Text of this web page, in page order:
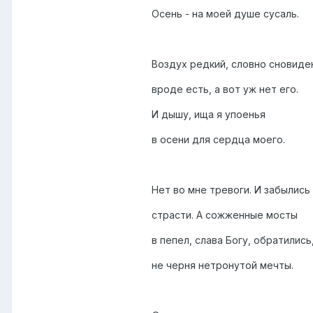
Осень - на моей душе сусаль.
Воздух редкий, словно
вроде есть, а вот уж нет его.
И дышу, ища я упоенья
в осени для сердца моего.
Нет во мне тревоги. И забылись
страсти. А сожженные мосты
в пепел, слава Богу, обратились,
не черня нетронутой мечты.